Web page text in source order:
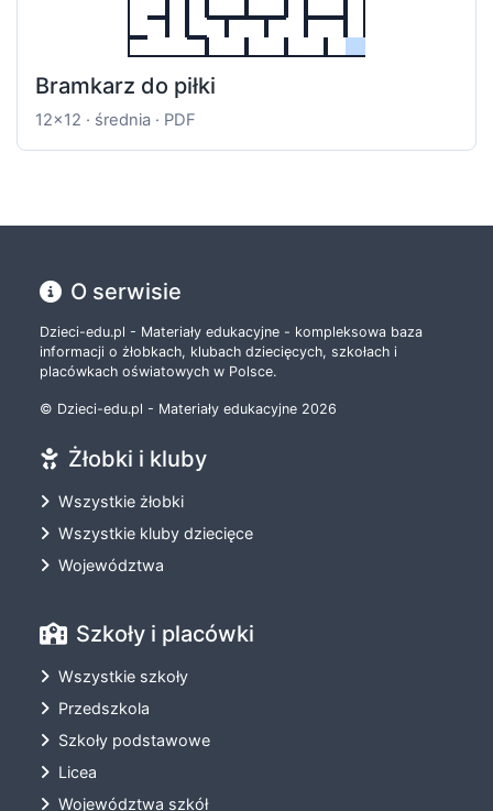
Bramkarz do piłki
12x12 · średnia · PDF
O serwisie
Dzieci-edu.pl - Materiały edukacyjne - kompleksowa baza
informacji o żłobkach, klubach dziecięcych, szkołach i
placówkach oświatowych w Polsce.
© Dzieci-edu.pl - Materiały edukacyjne 2026
Żłobki i kluby
Wszystkie żłobki
Wszystkie kluby dziecięce
Województwa
Szkoły i placówki
Wszystkie szkoły
Przedszkola
Szkoły podstawowe
Licea
Województwa szkół